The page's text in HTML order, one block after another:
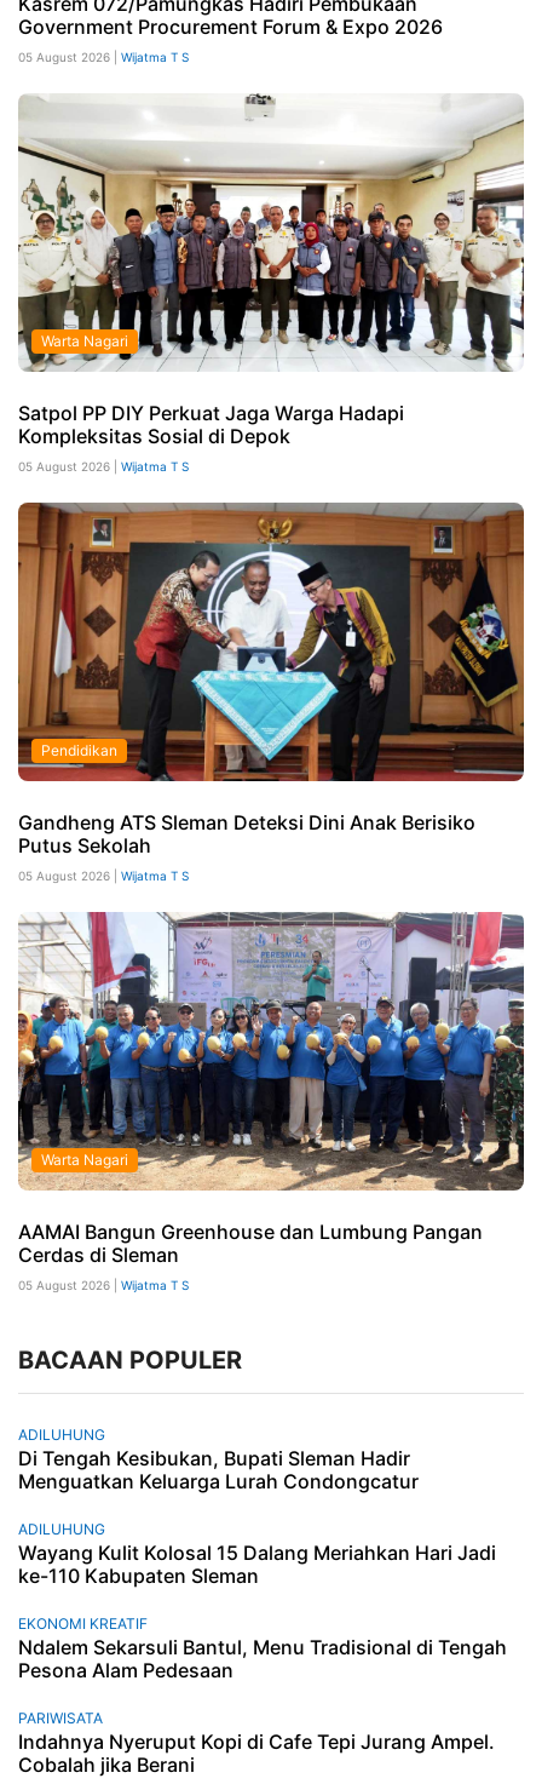
Government Procurement Forum & Expo 2026
05 August 2026 | Wijatma T S
Warta Nagari
Satpol PP DIY Perkuat Jaga Warga Hadapi
Kompleksitas Sosial di Depok
05 August 2026 | Wijatma T S
Pendidikan
Gandheng ATS Sleman Deteksi Dini Anak Berisiko
Putus Sekolah
05 August 2026 | Wijatma T S
Warta Nagari
AAMAI Bangun Greenhouse dan Lumbung Pangan
Cerdas di Sleman
05 August 2026 | Wijatma T S
BACAAN POPULER
ADILUHUNG
Di Tengah Kesibukan, Bupati Sleman Hadir
Menguatkan Keluarga Lurah Condongcatur
ADILUHUNG
Wayang Kulit Kolosal 15 Dalang Meriahkan Hari Jadi
ke-110 Kabupaten Sleman
EKONOMI KREATIF
Ndalem Sekarsuli Bantul, Menu Tradisional di Tengah
Pesona Alam Pedesaan
PARIWISATA
Indahnya Nyeruput Kopi di Cafe Tepi Jurang Ampel.
Cobalah jika Berani